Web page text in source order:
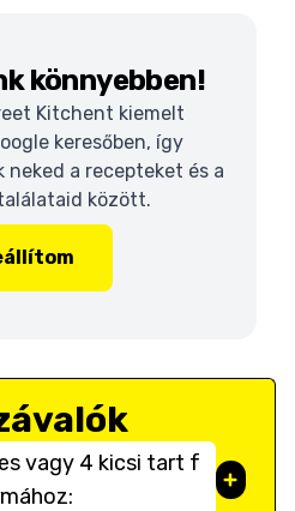
könnyebben!
Kitchent kiemelt
keresőben, így
neked a recepteket és a
között.
vagy 4 kicsi tart f